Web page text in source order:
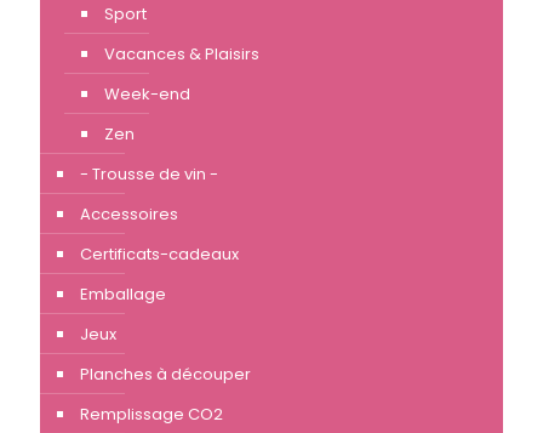
Sport
Vacances & Plaisirs
Week-end
Zen
- Trousse de vin -
Accessoires
Certificats-cadeaux
Emballage
Jeux
Planches à découper
Remplissage CO2